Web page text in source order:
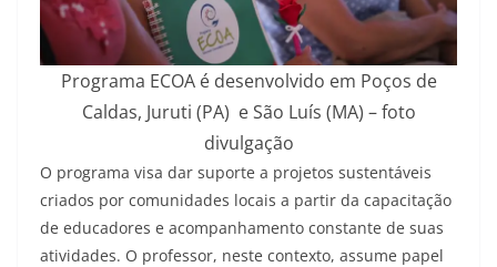
Programa ECOA é desenvolvido em Poços de
Caldas, Juruti (PA) e São Luís (MA) – foto
divulgação
O programa visa dar suporte a projetos sustentáveis
criados por comunidades locais a partir da capacitação
de educadores e acompanhamento constante de suas
atividades. O professor, neste contexto, assume papel